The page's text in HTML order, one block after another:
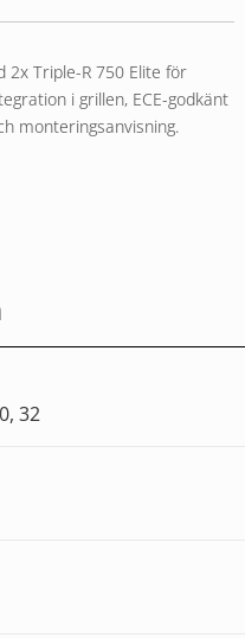
2x Triple-R 750 Elite för
i grillen, ECE-godkänt
monteringsanvisning.
32